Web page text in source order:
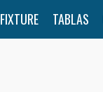
FIXTURE TABLAS